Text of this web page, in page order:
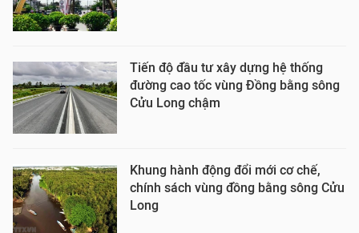
Tiến độ đầu tư xây dựng hệ thống
đường cao tốc vùng Đồng bằng sông
Cửu Long chậm
Khung hành động đổi mới cơ chế,
chính sách vùng đồng bằng sông Cửu
Long